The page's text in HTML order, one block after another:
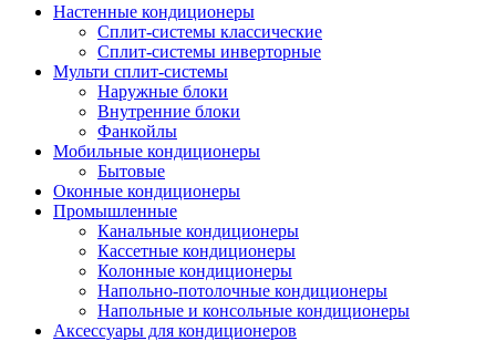
Настенные кондиционеры
Сплит-системы классические
Сплит-системы инверторные
Мульти сплит-системы
Наружные блоки
Внутренние блоки
Фанкойлы
Мобильные кондиционеры
Бытовые
Оконные кондиционеры
Промышленные
Канальные кондиционеры
Кассетные кондиционеры
Колонные кондиционеры
Напольно-потолочные кондиционеры
Напольные и консольные кондиционеры
Аксессуары для кондиционеров